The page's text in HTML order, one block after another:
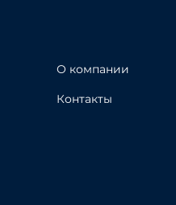
О компании
Контакты